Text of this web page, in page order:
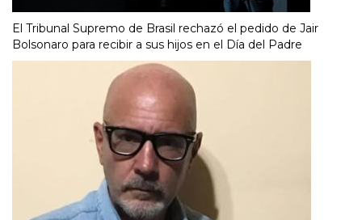
El Tribunal Supremo de Brasil rechazó el pedido de Jair
Bolsonaro para recibir a sus hijos en el Día del Padre